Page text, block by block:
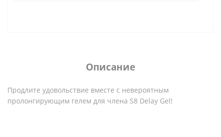
Описание
Продлите удовольствие вместе с невероятным
пролонгирующим гелем для члена S8 Delay Gel!